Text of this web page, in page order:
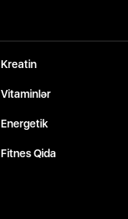
Kreatin
Vitaminlər
Energetik
Fitnes Qida